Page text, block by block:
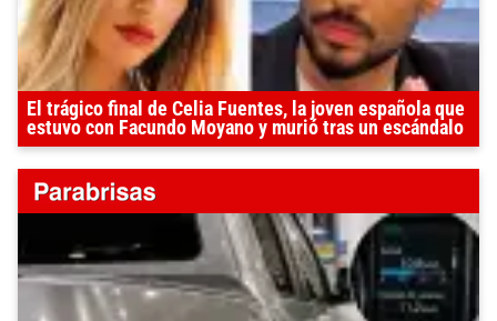
El trágico final de Celia Fuentes, la joven española que
estuvo con Facundo Moyano y murió tras un escándalo